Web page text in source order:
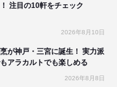
注目の10軒をチェック
2026年8月10日
が神戸・三宮に誕生！ 実力派
アラカルトでも楽しめる
2026年8月8日